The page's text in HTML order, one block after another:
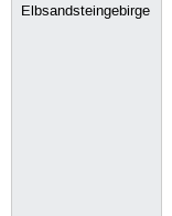
Elbsandsteingebirge